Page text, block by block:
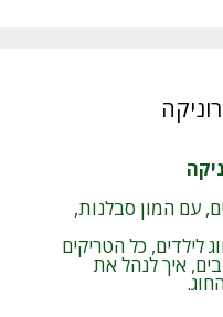
עם המון סבלנות,
לילדים, כל הטריקים
איך לנהל את